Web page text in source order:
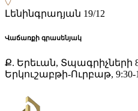
Լենինգրադյան 19/12
Վաճառքի գրասենյակ
Ք. Երեւան, Տպագրիչների
Երկուշաբթի-Ուրբաթ, 9:30-